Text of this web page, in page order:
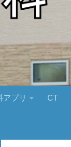
アプリ CT